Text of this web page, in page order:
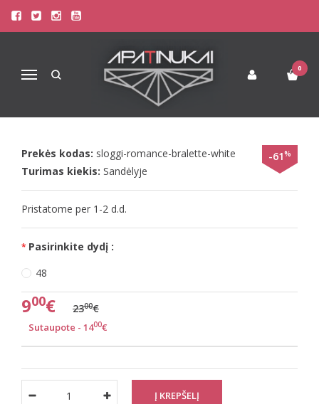
Navigacija
0
Pagrindinis Liemenėlės
Sloggi 48 dydžio baltos spalvos liemenėlė Romance H Bralette
SLOGGI 48 DYDŽIO BALTOS
SPALVOS LIEMENĖLĖ ROMANCE H
-61%
Prekės kodas: sloggi-romance-bralette-white
Turimas kiekis: Sandėlyje
Pristatome per 1-2 d.d.
Pasirinkite dydį :
48
900€ 2300€
Sutaupote - 1400€